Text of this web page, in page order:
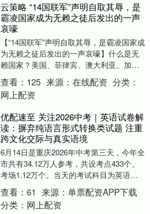
云策略 “14国联军”声明自取其辱，是
霸凌国家成为无赖之徒后发出的一声
哀嚎
【“14国联军”声明自取其辱，是霸凌国家成
为无赖之徒后发出的一声哀嚎】什么是无
赖国家？美国、菲律宾、澳大利亚、加拿
大、爱沙尼亚、德国、意大利、日本、拉
脱维亚、立....
查看： 125 来源： 在线配资 分类：
网上配资
优配速至 关注2026中考｜英语试卷解
读：摒弃纯语言形式转换类试题 注重
跨文化交际与真实语境
6月14日是重庆2026年中考第三天，今年全
市共有34.12万人参考，共设考点433个、
考场1.12万个。当天的考试科目为英语，
该学科的命题思路是什么？今年有哪....
查看： 61 来源： 单票配资APP下载
分类： 网上配资